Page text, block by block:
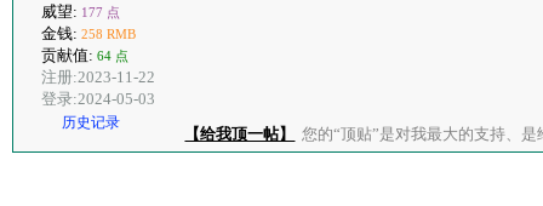
威望: 177 点
金钱: 258 RMB
贡献值: 64 点
注册:2023-11-22
登录:2024-05-03
历史记录
【给我顶一帖】 您的“顶贴”是对我最大的支持、